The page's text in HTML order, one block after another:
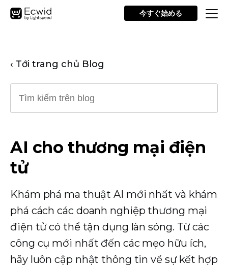
今すぐ始める
‹ Tới trang chủ Blog
AI cho thương mại điện
tử
Khám phá ma thuật AI mới nhất và khám
phá cách các doanh nghiệp thương mại
điện tử có thể tận dụng làn sóng. Từ các
công cụ mới nhất đến các mẹo hữu ích,
hãy luôn cập nhật thông tin về sự kết hợp